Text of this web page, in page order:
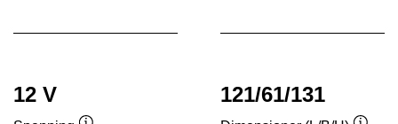
12 V 121/61/131